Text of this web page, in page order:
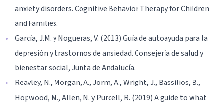
anxiety disorders. Cognitive Behavior Therapy for Children
and Families.
García, J.M. y Nogueras, V. (2013) Guía de autoayuda para la
depresión y trastornos de ansiedad. Consejería de salud y
bienestar social, Junta de Andalucía.
Reavley, N., Morgan, A., Jorm, A., Wright, J., Bassilios, B.,
Hopwood, M., Allen, N. y Purcell, R. (2019) A guide to what